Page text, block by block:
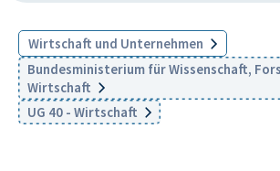
Wirtschaft und Unternehmen
Bundesministerium für Wissenschaft,
Wirtschaft
UG 40 - Wirtschaft